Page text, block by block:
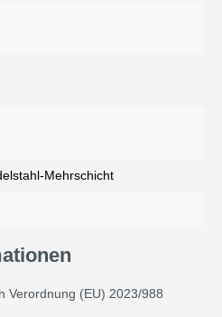
Mehrschicht
Verordnung (EU) 2023/988